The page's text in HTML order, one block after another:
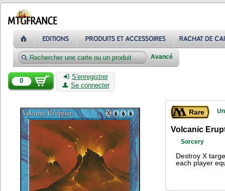
Avancé
0
S'enregistrer
Se connecter
Rare
Volcanic
Sorcery
Destroy X
each player